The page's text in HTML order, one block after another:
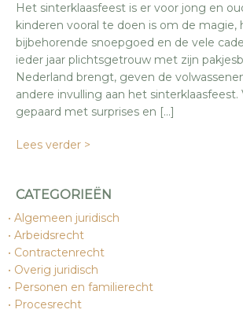
Het sinterklaasfeest is er voor jong en
kinderen vooral te doen is om de magie,
bijbehorende snoepgoed en de vele
ieder jaar plichtsgetrouw met zijn
Nederland brengt, geven de
andere invulling aan het sinterklaasfeest.
gepaard met surprises en […]
Lees verder >
CATEGORIEËN
Algemeen juridisch
Arbeidsrecht
Contractenrecht
Overig juridisch
Personen en familierecht
Procesrecht